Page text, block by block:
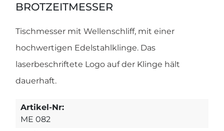
BROTZEITMESSER
Tischmesser mit Wellenschliff, mit einer
hochwertigen Edelstahlklinge. Das
laserbeschriftete Logo auf der Klinge hält
dauerhaft.
Artikel-Nr:
ME 082